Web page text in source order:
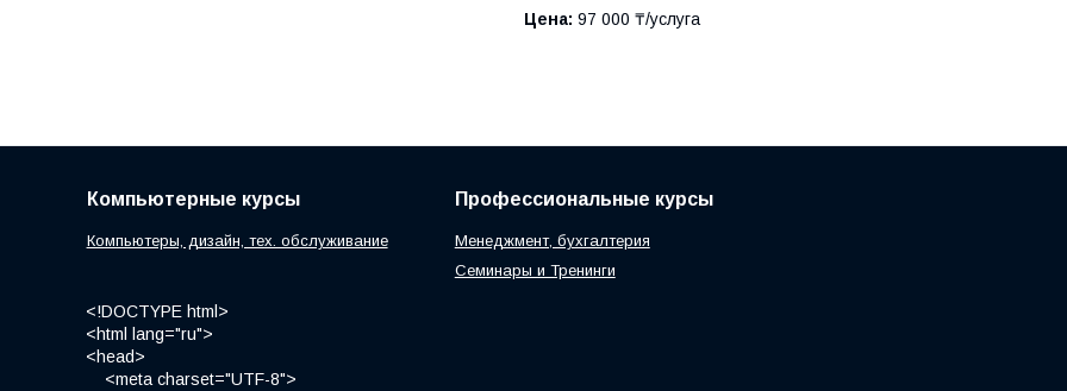
Цена: 97 000 ₸/услуга
Компьютерные курсы
Компьютеры, дизайн, тех. обслуживание
Профессиональные курсы
Менеджмент, бухгалтерия
Семинары и Тренинги
<!DOCTYPE html>
<html lang="ru">
<head>
<meta charset="UTF-8">